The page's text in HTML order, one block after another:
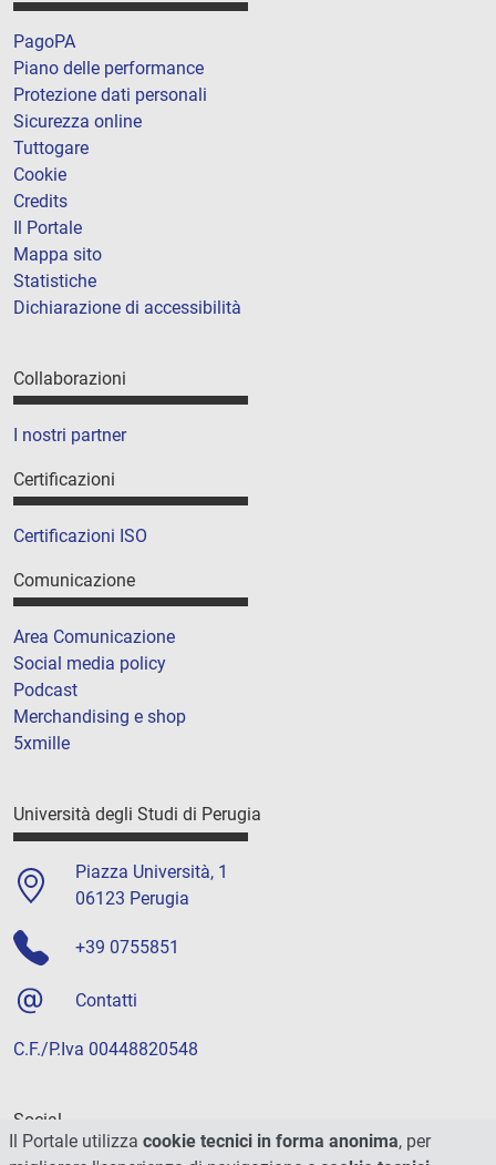
PagoPA
Piano delle performance
Protezione dati personali
Sicurezza online
Tuttogare
Cookie
Credits
Il Portale
Mappa sito
Statistiche
Dichiarazione di accessibilità
Collaborazioni
I nostri partner
Certificazioni
Certificazioni ISO
Comunicazione
Area Comunicazione
Social media policy
Podcast
Merchandising e shop
5xmille
Università degli Studi di Perugia
Piazza Università, 1
06123 Perugia
+39 0755851
Contatti
C.F./P.Iva 00448820548
Social
Il Portale utilizza cookie tecnici in forma anonima, per